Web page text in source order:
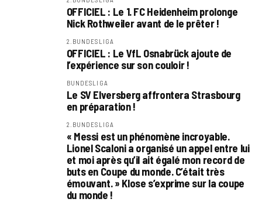
OFFICIEL : Le 1. FC Heidenheim prolonge
Nick Rothweiler avant de le prêter !
2.BUNDESLIGA
OFFICIEL : Le VfL Osnabrück ajoute de
l’expérience sur son couloir !
BUNDESLIGA
Le SV Elversberg affrontera Strasbourg
en préparation !
2.BUNDESLIGA
« Messi est un phénomène incroyable.
Lionel Scaloni a organisé un appel entre lui
et moi après qu’il ait égalé mon record de
buts en Coupe du monde. C’était très
émouvant. » Klose s’exprime sur la coupe
du monde !